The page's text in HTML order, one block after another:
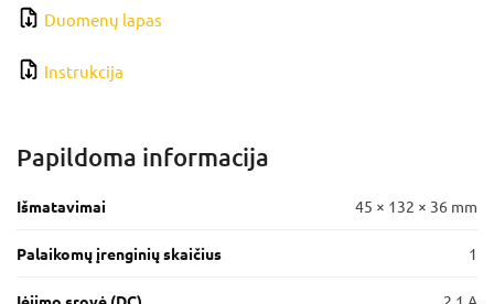
Duomenų lapas
Instrukcija
Papildoma informacija
Išmatavimai 45 × 132 × 36 mm
Palaikomų įrenginių skaičius 1